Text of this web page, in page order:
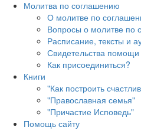
Молитва по соглашению
О молитве по
Вопросы о молитве по
Расписание, тексты и
Свидетельства
Как присоединиться?
Книги
"Как построить
"Православная семья"
"Причастие Исповедь"
Помощь сайту